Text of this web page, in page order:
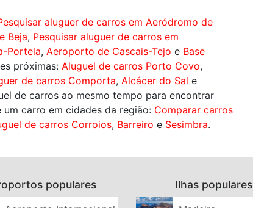
aluguer de carros em Aeródromo de
Beja, Pesquisar aluguer de carros em
Portela, Aeroporto de Cascais-Tejo e Base
próximas: Aluguel de carros Porto Covo,
de carros Comporta, Alcácer do Sal e
de carros ao mesmo tempo para encontrar
carro em cidades da região: Comparar carros
de carros Corroios, Barreiro e Sesimbra.
populares Ilhas populares